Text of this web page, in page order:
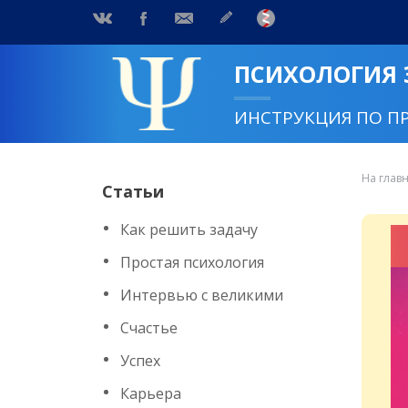
ИНСТРУКЦИЯ ПО
Статьи
Как решить задачу
Простая психология
Интервью с великими
Счастье
Успех
Карьера
На